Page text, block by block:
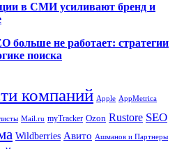
в СМИ усиливают бренд и
больше не работает: стратегии
поиска
компаний Apple AppMetrica
Mail.ru myTracker Ozon Rustore SEO
Wildberries Авито Ашманов и Партнеры